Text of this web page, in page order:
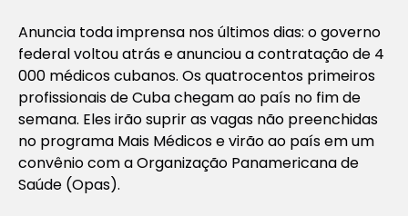
Anuncia toda imprensa nos últimos dias: o governo
federal voltou atrás e anunciou a contratação de 4
000 médicos cubanos. Os quatrocentos primeiros
profissionais de Cuba chegam ao país no fim de
semana. Eles irão suprir as vagas não preenchidas
no programa Mais Médicos e virão ao país em um
convênio com a Organização Panamericana de
Saúde (Opas).